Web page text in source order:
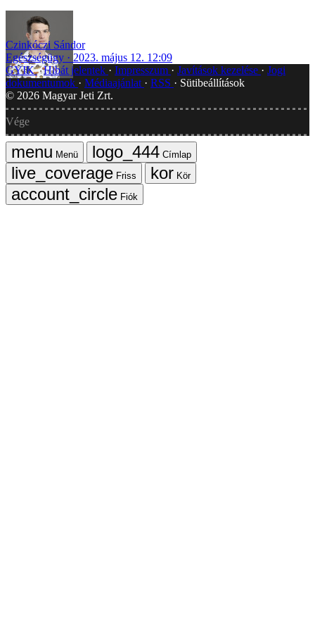
Czinkóczi Sándor
Egészségügy
2023. május 12. 12:09
GYIK Hibát jelentek Impresszum Javítások kezelése
Jogi
dokumentumok
Médiaajánlat RSS
Sütibeállítások
© 2026 Magyar Jeti Zrt.
Vége
Menü
Címlap
Friss
Kör
Fiók